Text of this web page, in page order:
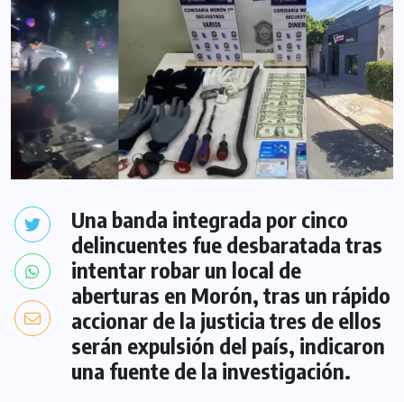
Una banda integrada por cinco
delincuentes fue desbaratada tras
intentar robar un local de
aberturas en Morón, tras un rápido
accionar de la justicia tres de ellos
serán expulsión del país, indicaron
una fuente de la investigación.